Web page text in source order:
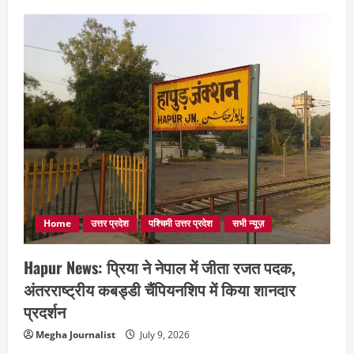
Home उत्तर प्रदेश पश्चिमी उत्तर प्रदेश सभी न्यूज़
Hapur News: प्रिया ने नेपाल में जीता रजत पदक,
अंतरराष्ट्रीय कबड्डी चैंपियनशिप में किया शानदार
प्रदर्शन
Megha Journalist July 9, 2026